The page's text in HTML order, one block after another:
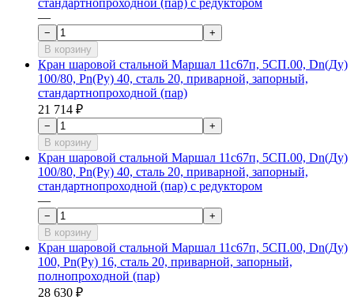
—
−
+
В корзину
Кран шаровой стальной Маршал 11с67п, 5СП.00, Dn(Ду)
100/80, Рn(Ру) 40, сталь 20, приварной, запорный,
стандартнопроходной (пар)
21 714 ₽
−
+
В корзину
Кран шаровой стальной Маршал 11с67п, 5СП.00, Dn(Ду)
100/80, Рn(Ру) 40, сталь 20, приварной, запорный,
стандартнопроходной (пар) с редуктором
—
−
+
В корзину
Кран шаровой стальной Маршал 11с67п, 5СП.00, Dn(Ду)
100, Рn(Ру) 16, сталь 20, приварной, запорный,
полнопроходной (пар)
28 630 ₽